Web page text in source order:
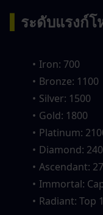
ระดับแรงก์
Iron: 700
Bronze: 1100
Silver: 1500
Gold: 1800
Platinum:
Diamond:
Ascendant:
Immortal:
Radiant: Top